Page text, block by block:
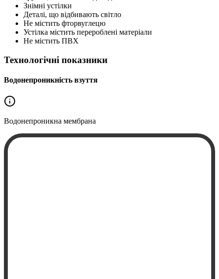
Знімні устілки
Деталі, що відбивають світло
Не містить фторвуглецю
Устілка містить перероблені матеріали
Не містить ПВХ
Технологічні показники
Водонепроникність взуття
Водонепроникна мембрана